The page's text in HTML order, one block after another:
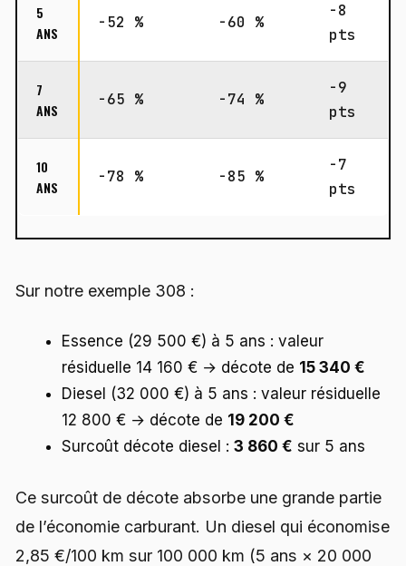
5
ANS
-52 % -60 %
-8
pts
7
ANS
-65 % -74 %
-9
pts
10
ANS
-78 % -85 %
-7
pts
Sur notre exemple 308 :
Essence (29 500 €) à 5 ans : valeur
résiduelle 14 160 € → décote de 15 340 €
Diesel (32 000 €) à 5 ans : valeur résiduelle
12 800 € → décote de 19 200 €
Surcoût décote diesel : 3 860 € sur 5 ans
Ce surcoût de décote absorbe une grande partie
de l’économie carburant. Un diesel qui économise
2,85 €/100 km sur 100 000 km (5 ans × 20 000